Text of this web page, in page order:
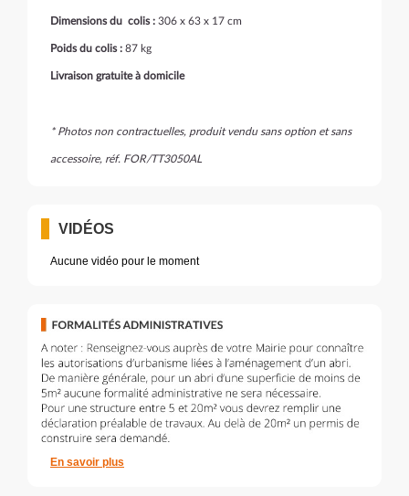
Dimensions du colis : 306 x 63 x 17 cm
Poids du colis : 87 kg
Livraison gratuite à domicile
* Photos non contractuelles, produit vendu sans option et sans
accessoire, réf. FOR/TT3050AL
VIDÉOS
Aucune vidéo pour le moment
En savoir plus